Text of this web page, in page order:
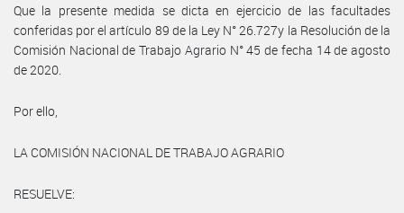
Que la presente medida se dicta en ejercicio de las facultades
conferidas por el artículo 89 de la Ley N° 26.727y la Resolución de la
Comisión Nacional de Trabajo Agrario N° 45 de fecha 14 de agosto
de 2020.
Por ello,
LA COMISIÓN NACIONAL DE TRABAJO AGRARIO
RESUELVE: